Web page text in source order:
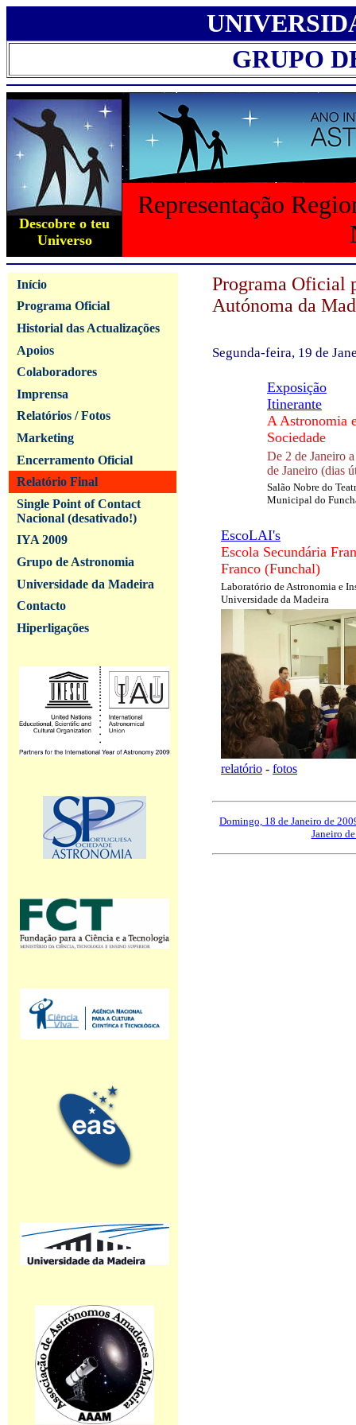
GRUPO
Descobre o teu
Universo
Representação
Início
Programa Oficial
Historial das Actualizações
Apoios
Colaboradores
Imprensa
Relatórios / Fotos
Marketing
Encerramento Oficial
Relatório Final
Single Point of Contact
Nacional (desativado!)
IYA 2009
Grupo de Astronomia
Universidade da Madeira
Contacto
Hiperligações
Programa Oficial
Autónoma da
Segunda-feira, 19 de
Exposição
Itinerante
A Astronomia
Sociedade
De 2 de Janeiro
de Janeiro (dias
Salão Nobre do
Municipal do
EscoLAI's
Escola Secundária
Franco (Funchal)
Laboratório de Astronomia e
Universidade da Madeira
relatório - fotos
Domingo, 18 de Janeiro de
Janeiro